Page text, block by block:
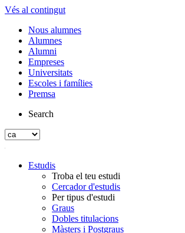
Vés al contingut
Nous alumnes
Alumnes
Alumni
Empreses
Universitats
Escoles i famílies
Premsa
Search
Estudis
Troba el teu estudi
Cercador d'estudis
Per tipus d'estudi
Graus
Dobles titulacions
Màsters i Postgraus